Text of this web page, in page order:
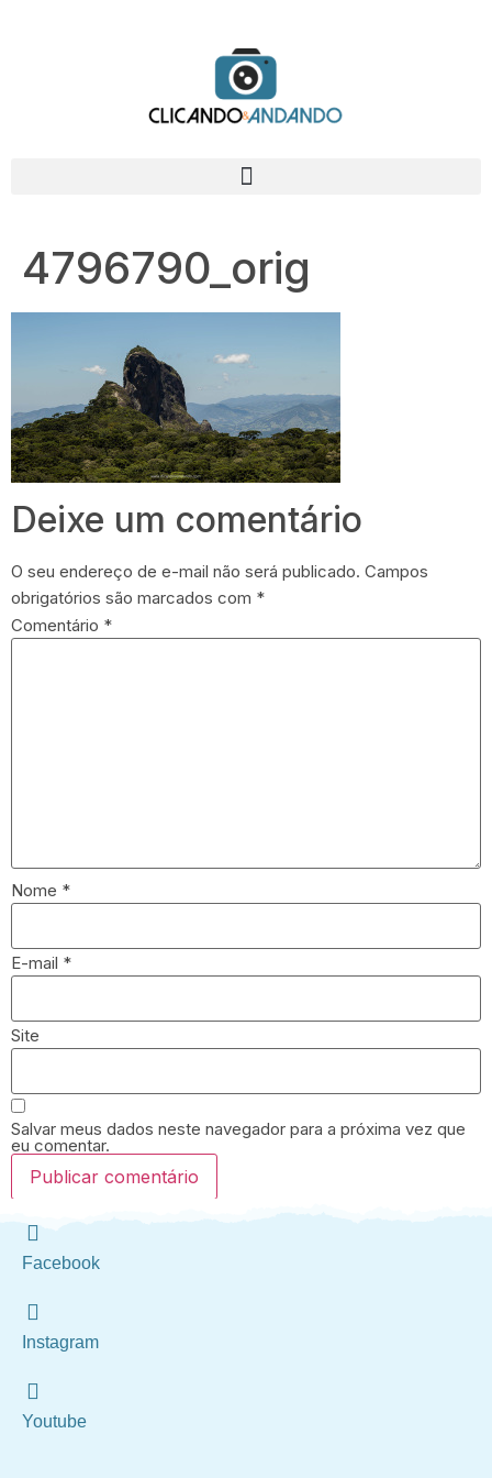
4796790_orig
Deixe um comentário
O seu endereço de e-mail não será publicado. Campos
obrigatórios são marcados com *
Comentário *
Nome *
E-mail *
Site
Salvar meus dados neste navegador para a próxima vez que
eu comentar.
Facebook
Instagram
Youtube